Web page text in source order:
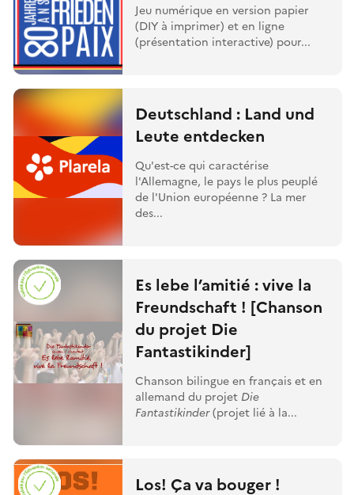
Jeu numérique en version papier
(DIY à imprimer) et en ligne
(présentation interactive) pour...
Deutschland : Land und
Leute entdecken
Qu'est-ce qui caractérise
l'Allemagne, le pays le plus peuplé
de l'Union européenne ? La mer
des...
Es lebe l’amitié : vive la
Freundschaft ! [Chanson
du projet Die
Fantastikinder]
Chanson bilingue en français et en
allemand du projet Die
Fantastikinder(projet lié à la...
Los! Ça va bouger !